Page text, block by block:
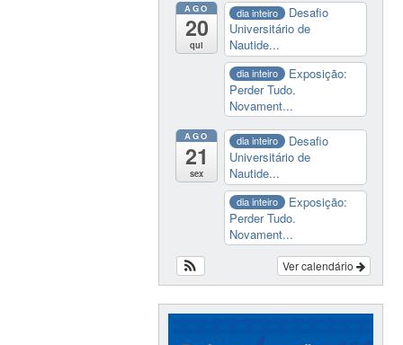
AGO
20
qui
dia inteiro
Desafio
Universitário de
Nautide...
dia inteiro
Exposição:
Perder Tudo.
Novament...
AGO
21
sex
dia inteiro
Desafio
Universitário de
Nautide...
dia inteiro
Exposição:
Perder Tudo.
Novament...
Ver calendário